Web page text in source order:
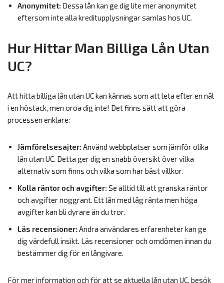
Anonymitet: Dessa lån kan ge dig lite mer anonymitet
eftersom inte alla kreditupplysningar samlas hos UC.
Hur Hittar Man Billiga Lån Utan
UC?
Att hitta billiga lån utan UC kan kännas som att leta efter en nål
i en höstack, men oroa dig inte! Det finns sätt att göra
processen enklare:
Jämförelsesajter: Använd webbplatser som jämför olika
lån utan UC. Detta ger dig en snabb översikt över vilka
alternativ som finns och vilka som har bäst villkor.
Kolla räntor och avgifter: Se alltid till att granska räntor
och avgifter noggrant. Ett lån med låg ränta men höga
avgifter kan bli dyrare än du tror.
Läs recensioner: Andra användares erfarenheter kan ge
dig värdefull insikt. Läs recensioner och omdömen innan du
bestämmer dig för en långivare.
För mer information och för att se aktuella lån utan UC, besök